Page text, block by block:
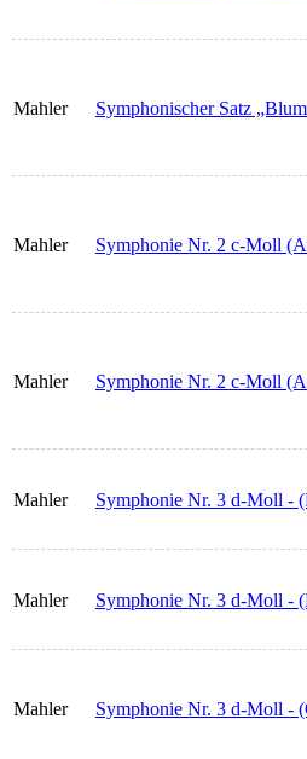
Mahler Symphonischer Satz
Mahler Symphonie Nr. 2 c-Moll
Mahler Symphonie Nr. 2 c-Moll
Mahler Symphonie Nr. 3 d-Moll -
Mahler Symphonie Nr. 3 d-Moll -
Mahler Symphonie Nr. 3 d-Moll -